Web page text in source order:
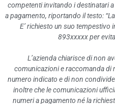
Enti pubblici vigilati
Società partecipate
Enti di diritto
Rappresentazione
ATTIVITÀ E
Tipologie di
Dichiarazioni
competenti invitando i destinatari
a pagamento, riportando il testo:
E’ richiesto un suo
893xxxxx per
L’azienda chiarisce di non
comunicazioni e raccomanda di
numero indicato e di non
inoltre che le comunicazioni
numeri a pagamento né la